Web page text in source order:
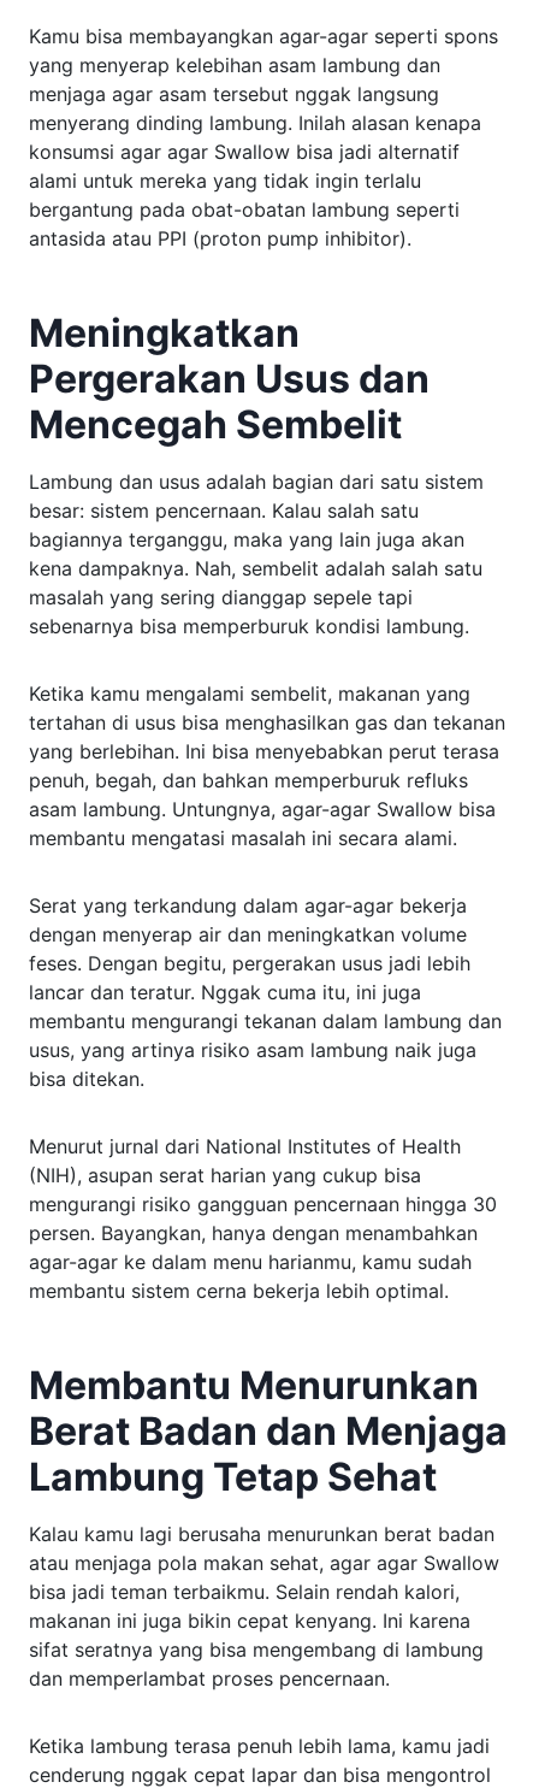
Kamu bisa membayangkan agar-agar seperti spons
yang menyerap kelebihan asam lambung dan
menjaga agar asam tersebut nggak langsung
menyerang dinding lambung. Inilah alasan kenapa
konsumsi agar agar Swallow bisa jadi alternatif
alami untuk mereka yang tidak ingin terlalu
bergantung pada obat-obatan lambung seperti
antasida atau PPI (proton pump inhibitor).
Meningkatkan
Pergerakan Usus dan
Mencegah Sembelit
Lambung dan usus adalah bagian dari satu sistem
besar: sistem pencernaan. Kalau salah satu
bagiannya terganggu, maka yang lain juga akan
kena dampaknya. Nah, sembelit adalah salah satu
masalah yang sering dianggap sepele tapi
sebenarnya bisa memperburuk kondisi lambung.
Ketika kamu mengalami sembelit, makanan yang
tertahan di usus bisa menghasilkan gas dan tekanan
yang berlebihan. Ini bisa menyebabkan perut terasa
penuh, begah, dan bahkan memperburuk refluks
asam lambung. Untungnya, agar-agar Swallow bisa
membantu mengatasi masalah ini secara alami.
Serat yang terkandung dalam agar-agar bekerja
dengan menyerap air dan meningkatkan volume
feses. Dengan begitu, pergerakan usus jadi lebih
lancar dan teratur. Nggak cuma itu, ini juga
membantu mengurangi tekanan dalam lambung dan
usus, yang artinya risiko asam lambung naik juga
bisa ditekan.
Menurut jurnal dari National Institutes of Health
(NIH), asupan serat harian yang cukup bisa
mengurangi risiko gangguan pencernaan hingga 30
persen. Bayangkan, hanya dengan menambahkan
agar-agar ke dalam menu harianmu, kamu sudah
membantu sistem cerna bekerja lebih optimal.
Membantu Menurunkan
Berat Badan dan Menjaga
Lambung Tetap Sehat
Kalau kamu lagi berusaha menurunkan berat badan
atau menjaga pola makan sehat, agar agar Swallow
bisa jadi teman terbaikmu. Selain rendah kalori,
makanan ini juga bikin cepat kenyang. Ini karena
sifat seratnya yang bisa mengembang di lambung
dan memperlambat proses pencernaan.
Ketika lambung terasa penuh lebih lama, kamu jadi
cenderung nggak cepat lapar dan bisa mengontrol